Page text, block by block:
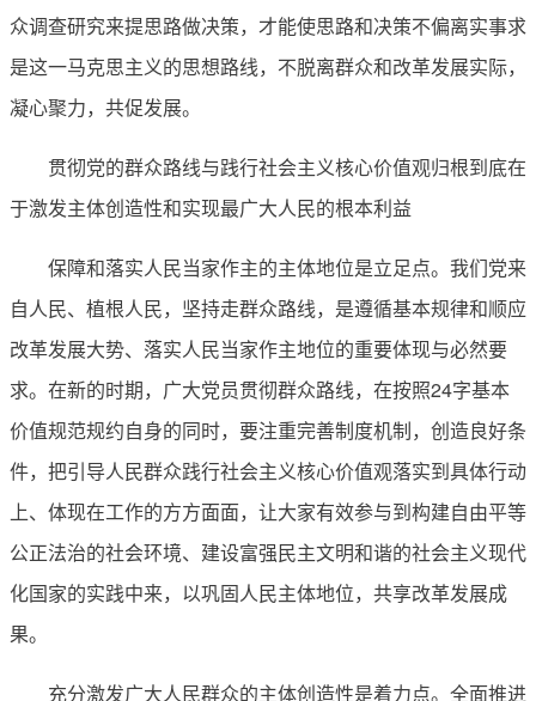
众调查研究来提思路做决策，才能使思路和决策不偏离实事求
是这一马克思主义的思想路线，不脱离群众和改革发展实际，
凝心聚力，共促发展。
贯彻党的群众路线与践行社会主义核心价值观归根到底在
于激发主体创造性和实现最广大人民的根本利益
保障和落实人民当家作主的主体地位是立足点。我们党来
自人民、植根人民，坚持走群众路线，是遵循基本规律和顺应
改革发展大势、落实人民当家作主地位的重要体现与必然要
求。在新的时期，广大党员贯彻群众路线，在按照24字基本
价值规范规约自身的同时，要注重完善制度机制，创造良好条
件，把引导人民群众践行社会主义核心价值观落实到具体行动
上、体现在工作的方方面面，让大家有效参与到构建自由平等
公正法治的社会环境、建设富强民主文明和谐的社会主义现代
化国家的实践中来，以巩固人民主体地位，共享改革发展成
果。
充分激发广大人民群众的主体创造性是着力点。全面推进